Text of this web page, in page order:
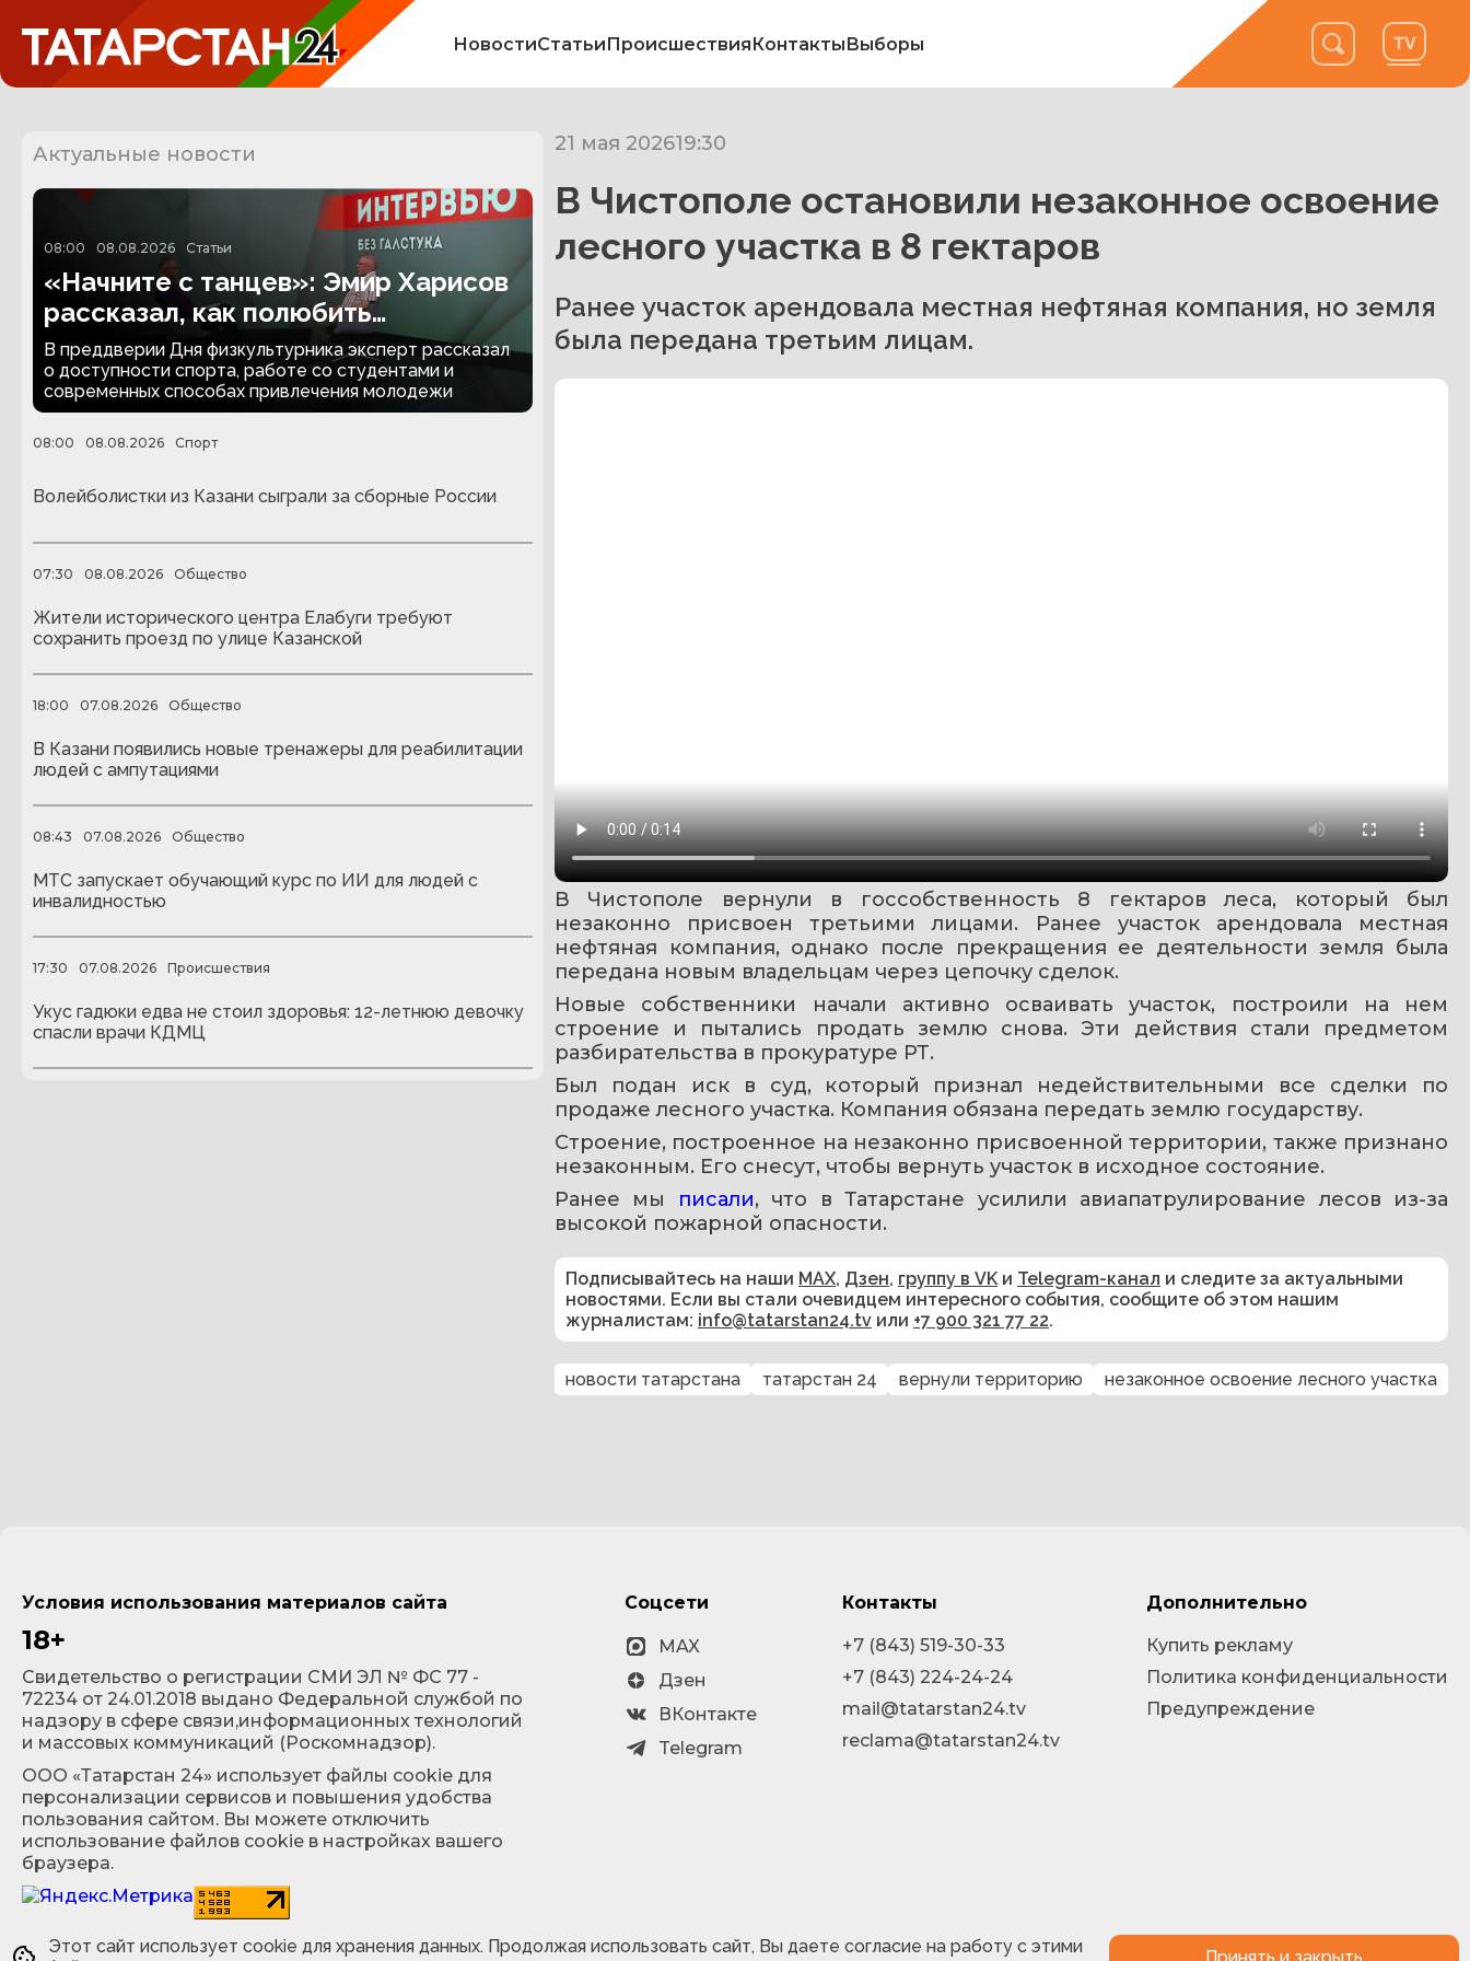
НовостиСтатьиПроисшествияКонтактыВыборы
Актуальные новости
08:00 08.08.2026 Статьи
«Начните с танцев»: Эмир Харисов
рассказал, как полюбить
физкультуру
В преддверии Дня физкультурника эксперт рассказал
о доступности спорта, работе со студентами и
современных способах привлечения молодежи
08:00 08.08.2026 Спорт
Волейболистки из Казани сыграли за сборные России
07:30 08.08.2026 Общество
Жители исторического центра Елабуги требуют
сохранить проезд по улице Казанской
18:00 07.08.2026 Общество
В Казани появились новые тренажеры для реабилитации
людей с ампутациями
08:43 07.08.2026 Общество
МТС запускает обучающий курс по ИИ для людей с
инвалидностью
17:30 07.08.2026 Происшествия
Укус гадюки едва не стоил здоровья: 12-летнюю девочку
спасли врачи КДМЦ
21 мая 202619:30
В Чистополе остановили незаконное освоение
лесного участка в 8 гектаров
Ранее участок арендовала местная нефтяная компания, но земля
была передана третьим лицам.
В Чистополе вернули в госсобственность 8 гектаров леса, который был
незаконно присвоен третьими лицами. Ранее участок арендовала местная
нефтяная компания, однако после прекращения ее деятельности земля была
передана новым владельцам через цепочку сделок.
Новые собственники начали активно осваивать участок, построили на нем
строение и пытались продать землю снова. Эти действия стали предметом
разбирательства в прокуратуре РТ.
Был подан иск в суд, который признал недействительными все сделки по
продаже лесного участка. Компания обязана передать землю государству.
Строение, построенное на незаконно присвоенной территории, также признано
незаконным. Его снесут, чтобы вернуть участок в исходное состояние.
Ранее мы писали, что в Татарстане усилили авиапатрулирование лесов из-за
высокой пожарной опасности.
Подписывайтесь на наши MAX, Дзен, группу в VK и Telegram-канал и следите за актуальными
новостями. Если вы стали очевидцем интересного события, сообщите об этом нашим
журналистам: info@tatarstan24.tv или +7 900 321 77 22.
новости татарстана татарстан 24 вернули территорию незаконное освоение лесного участка
Условия использования материалов сайта
18+
Cвидетельство о регистрации СМИ ЭЛ № ФС 77 -
72234 от 24.01.2018 выдано Федеральной службой по
надзору в сфере связи,информационных технологий
и массовых коммуникаций (Роскомнадзор).
ООО «Татарстан 24» использует файлы cookie для
персонализации сервисов и повышения удобства
пользования сайтом. Вы можете отключить
использование файлов cookie в настройках вашего
браузера.
Соцсети
MAX
Дзен
ВКонтакте
Telegram
Контакты
+7 (843) 519-30-33
+7 (843) 224-24-24
mail@tatarstan24.tv
reclama@tatarstan24.tv
Дополнительно
Купить рекламу
Политика конфиденциальности
Предупреждение
Этот сайт использует cookie для хранения данных. Продолжая использовать сайт, Вы даете согласие на работу с этими
Принять и закрыть